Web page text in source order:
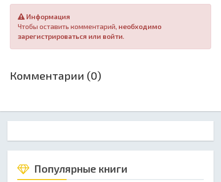
Информация
Чтобы оставить комментарий, необходимо
зарегистрироваться или войти.
Комментарии (0)
Популярные книги